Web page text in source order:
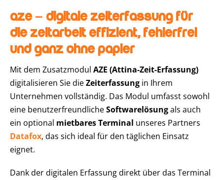
AZE – Digitale Zeiterfassung für
die Zeitarbeit Effizient, fehlerfrei
und ganz ohne Papier
Mit dem Zusatzmodul AZE (Attina-Zeit-Erfassung)
digitalisieren Sie dieZeiterfassung in Ihrem
Unternehmen vollständig. Das Modul umfasst sowohl
eine benutzerfreundlicheSoftwarelösungals auch
ein optional mietbares Terminal unseres Partners
Datafox, das sich ideal für den täglichen Einsatz
eignet.
Dank der digitalen Erfassung direkt über das Terminal